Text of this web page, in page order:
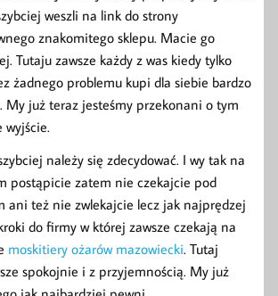
weszli na link do strony
znakomitego sklepu. Macie go
Tutaju zawsze każdy z was kiedy tylko
żadnego problemu kupi dla siebie bardzo
My już teraz jesteśmy przekonani o tym
wyjście.
należy się zdecydować. I wy tak na
postąpicie zatem nie czekajcie pod
ani też nie zwlekajcie lecz jak najprędzej
do firmy w której zawsze czekają na
moskitiery ożarów mazowiecki. Tutaj
spokojnie i z przyjemnością. My już